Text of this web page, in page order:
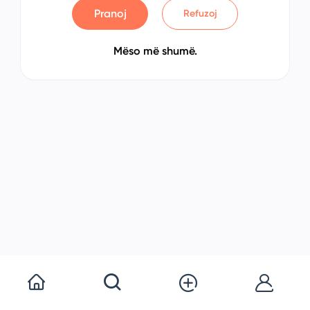
Pranoj Refuzoj
Mëso më shumë.